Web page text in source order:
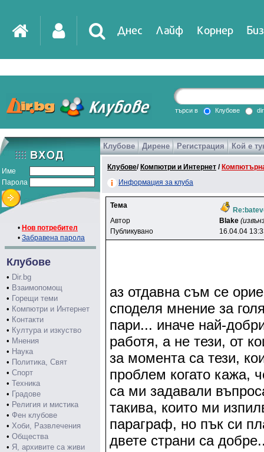
Днес Лайф Корнер
DirTV Impressio
Games
търси в Клубове
Име
Парола
• Нов потребител
• Забравена парола
Клубове
• Dir.bg
• Взаимопомощ
• Горещи теми
• Компютри и Интернет
• Контакти
• Култура и изкуство
• Мнения
• Наука
• Политика, Свят
• Спорт
• Техника
• Градове
• Религия и мистика
• Фен клубове
• Хоби, Развлечения
• Общества
• Я, архивите са живи
Клубове Дирене Регистрация Кой е
Клубове/ Компютри и Интернет /
Информация за клуба
Тема
Автор
Blake
Публикувано
16.04.04
аз отдавна съм се
споделя мнение за
пари... иначе най-
работя, а не тези, от
за момента са тези,
проблем когато кажа,
са ми задавали
такива, които ми
параграф, но пък си
двете страни са